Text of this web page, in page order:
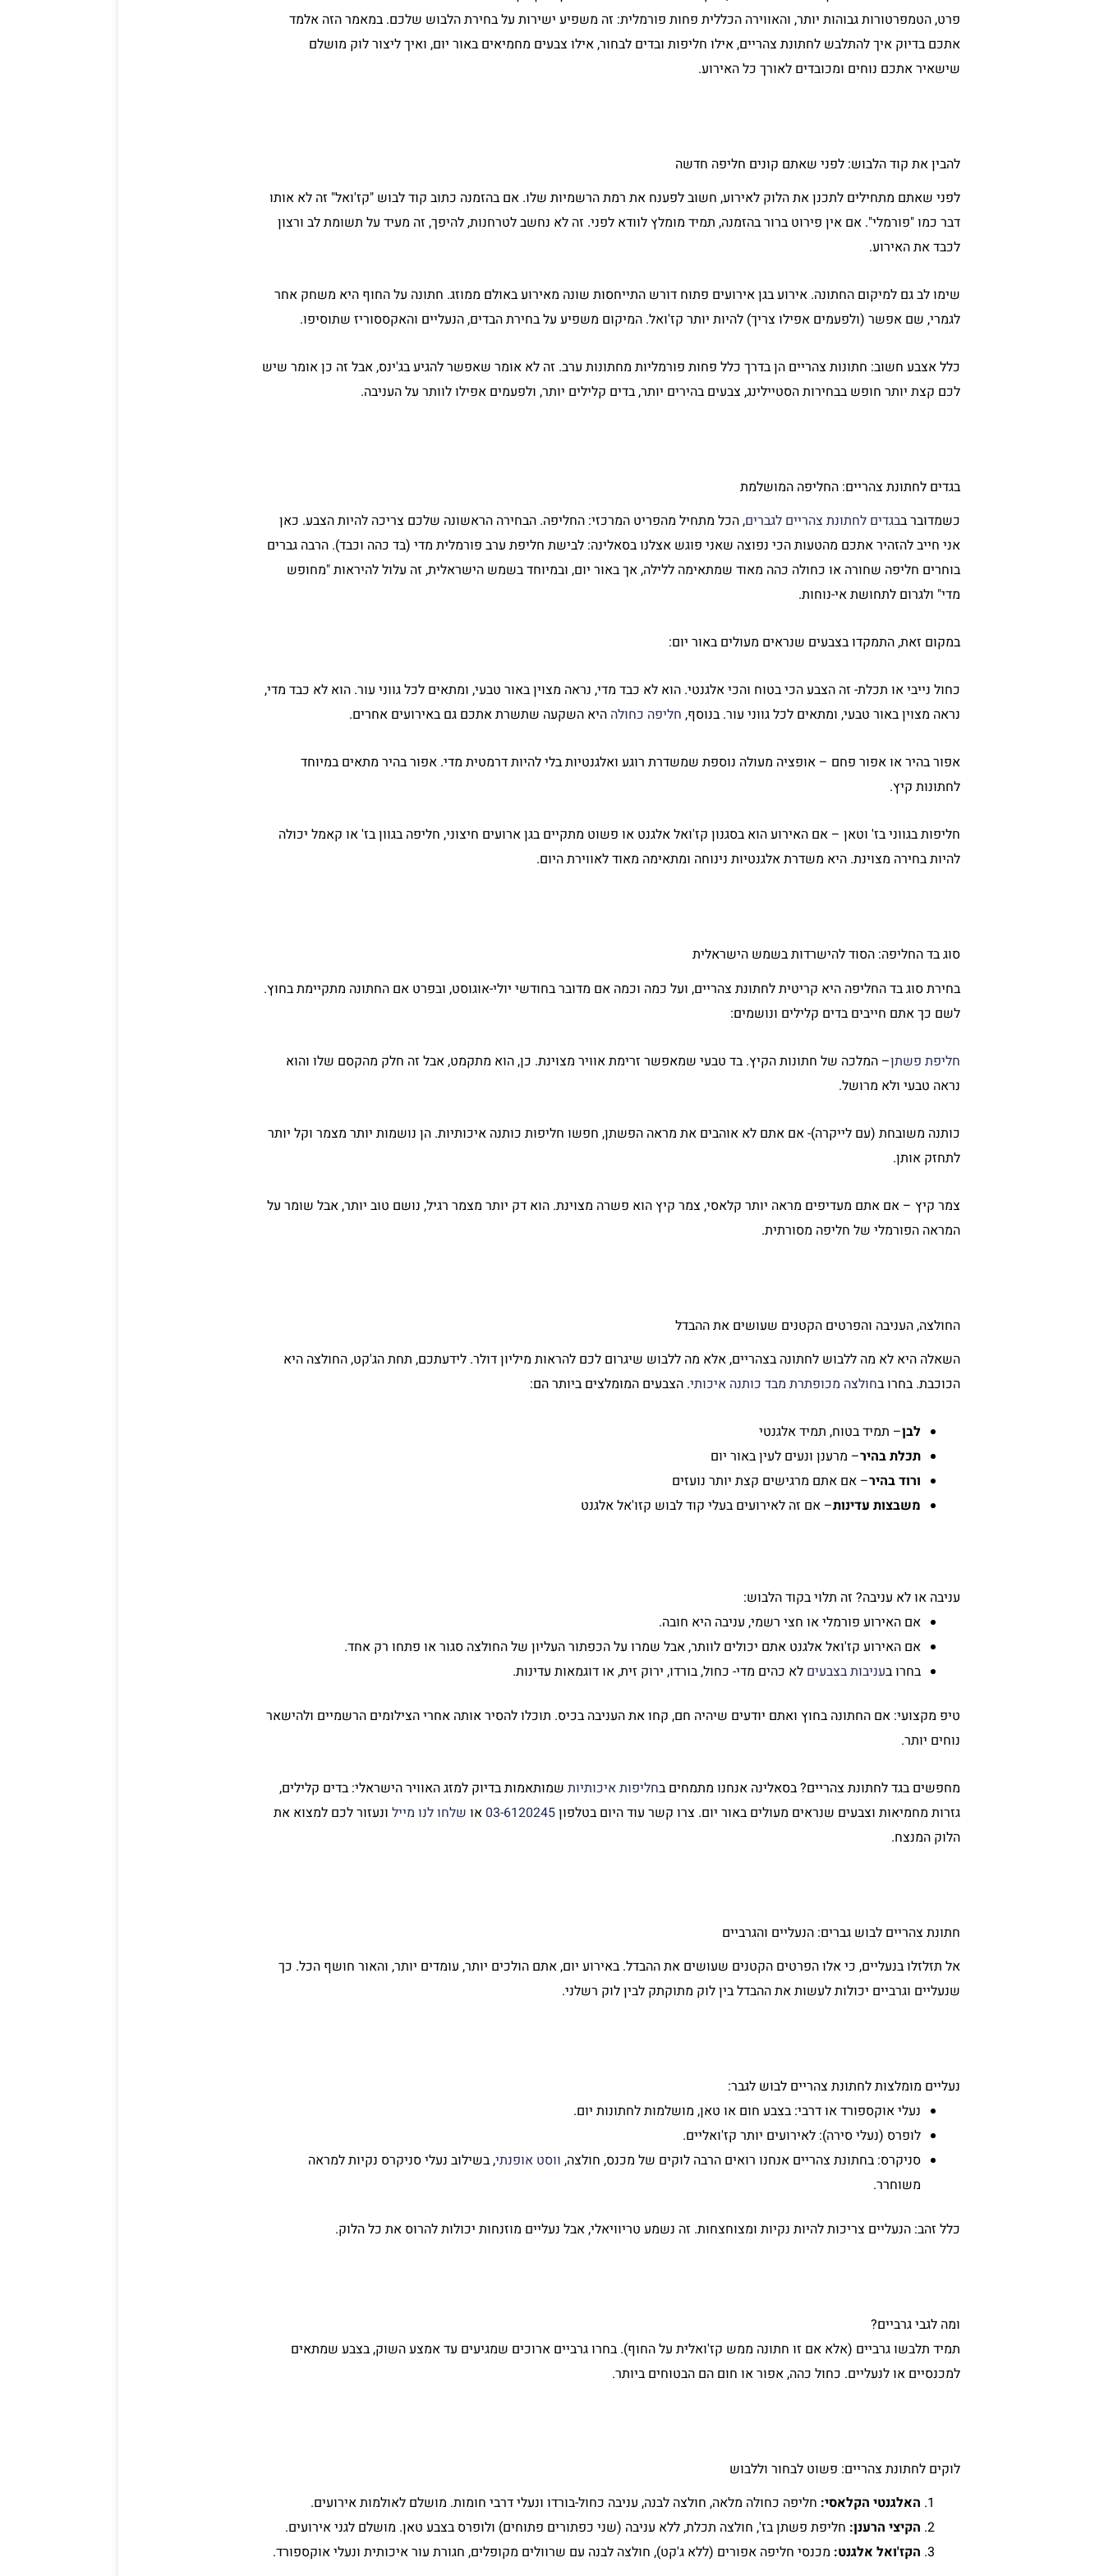
פרט, הטמפרטורות גבוהות יותר, והאווירה הכללית פחות פורמלית: זה משפיע ישירות על בחירת הלבוש שלכם. במאמר הזה אלמד
אתכם בדיוק איך להתלבש לחתונת צהריים, אילו חליפות ובדים לבחור, אילו צבעים מחמיאים באור יום, ואיך ליצור לוק מושלם
שישאיר אתכם נוחים ומכובדים לאורך כל האירוע.
להבין את קוד הלבוש: לפני שאתם קונים חליפה חדשה
לפני שאתם מתחילים לתכנן את הלוק לאירוע, חשוב לפענח את רמת הרשמיות שלו. אם בהזמנה כתוב קוד לבוש "קז'ואל" זה לא אותו
דבר כמו "פורמלי". אם אין פירוט ברור בהזמנה, תמיד מומלץ לוודא לפני. זה לא נחשב לטרחנות, להיפך, זה מעיד על תשומת לב ורצון
לכבד את האירוע.
שימו לב גם למיקום החתונה. אירוע בגן אירועים פתוח דורש התייחסות שונה מאירוע באולם ממוזג. חתונה על החוף היא משחק אחר
לגמרי, שם אפשר (ולפעמים אפילו צריך) להיות יותר קז'ואל. המיקום משפיע על בחירת הבדים, הנעליים והאקססוריז שתוסיפו.
כלל אצבע חשוב: חתונות צהריים הן בדרך כלל פחות פורמליות מחתונות ערב. זה לא אומר שאפשר להגיע בג'ינס, אבל זה כן אומר שיש
לכם קצת יותר חופש בבחירות הסטיילינג, צבעים בהירים יותר, בדים קלילים יותר, ולפעמים אפילו לוותר על העניבה.
בגדים לחתונת צהריים: החליפה המושלמת
כשמדובר בבגדים לחתונת צהריים לגברים, הכל מתחיל מהפריט המרכזי: החליפה. הבחירה הראשונה שלכם צריכה להיות הצבע. כאן
אני חייב להזהיר אתכם מהטעות הכי נפוצה שאני פוגש אצלנו בסאלינה: לבישת חליפת ערב פורמלית מדי (בד כהה וכבד). הרבה גברים
בוחרים חליפה שחורה או כחולה כהה מאוד שמתאימה ללילה, אך באור יום, ובמיוחד בשמש הישראלית, זה עלול להיראות "מחופש
מדי" ולגרום לתחושת אי-נוחות.
במקום זאת, התמקדו בצבעים שנראים מעולים באור יום:
כחול נייבי או תכלת- זה הצבע הכי בטוח והכי אלגנטי. הוא לא כבד מדי, נראה מצוין באור טבעי, ומתאים לכל גווני עור. הוא לא כבד מדי,
נראה מצוין באור טבעי, ומתאים לכל גווני עור. בנוסף, חליפה כחולה היא השקעה שתשרת אתכם גם באירועים אחרים.
אפור בהיר או אפור פחם – אופציה מעולה נוספת שמשדרת רוגע ואלגנטיות בלי להיות דרמטית מדי. אפור בהיר מתאים במיוחד
לחתונות קיץ.
חליפות בגווני בז' וטאן – אם האירוע הוא בסגנון קז'ואל אלגנט או פשוט מתקיים בגן ארועים חיצוני, חליפה בגוון בז' או קאמל יכולה
להיות בחירה מצוינת. היא משדרת אלגנטיות נינוחה ומתאימה מאוד לאווירת היום.
סוג בד החליפה: הסוד להישרדות בשמש הישראלית
בחירת סוג בד החליפה היא קריטית לחתונת צהריים, ועל כמה וכמה אם מדובר בחודשי יולי-אוגוסט, ובפרט אם החתונה מתקיימת בחוץ.
לשם כך אתם חייבים בדים קלילים ונושמים:
חליפת פשתן– המלכה של חתונות הקיץ. בד טבעי שמאפשר זרימת אוויר מצוינת. כן, הוא מתקמט, אבל זה חלק מהקסם שלו והוא
נראה טבעי ולא מרושל.
כותנה משובחת (עם לייקרה)- אם אתם לא אוהבים את מראה הפשתן, חפשו חליפות כותנה איכותיות. הן נושמות יותר מצמר וקל יותר
לתחזק אותן.
צמר קיץ – אם אתם מעדיפים מראה יותר קלאסי, צמר קיץ הוא פשרה מצוינת. הוא דק יותר מצמר רגיל, נושם טוב יותר, אבל שומר על
המראה הפורמלי של חליפה מסורתית.
החולצה, העניבה והפרטים הקטנים שעושים את ההבדל
השאלה היא לא מה ללבוש לחתונה בצהריים, אלא מה ללבוש שיגרום לכם להראות מיליון דולר. לידעתכם, תחת הג'קט, החולצה היא
הכוכבת. בחרו בחולצה מכופתרת מבד כותנה איכותי. הצבעים המומלצים ביותר הם:
לבן– תמיד בטוח, תמיד אלגנטי
תכלת בהיר– מרענן ונעים לעין באור יום
ורוד בהיר– אם אתם מרגישים קצת יותר נועזים
משבצות עדינות– אם זה לאירועים בעלי קוד לבוש קזו'אל אלגנט
עניבה או לא עניבה? זה תלוי בקוד הלבוש:
אם האירוע פורמלי או חצי רשמי, עניבה היא חובה.
אם האירוע קז'ואל אלגנט אתם יכולים לוותר, אבל שמרו על הכפתור העליון של החולצה סגור או פתחו רק אחד.
בחרו בעניבות בצבעים לא כהים מדי- כחול, בורדו, ירוק זית, או דוגמאות עדינות.
טיפ מקצועי: אם החתונה בחוץ ואתם יודעים שיהיה חם, קחו את העניבה בכיס. תוכלו להסיר אותה אחרי הצילומים הרשמיים ולהישאר
נוחים יותר.
מחפשים בגד לחתונת צהריים? בסאלינה אנחנו מתמחים בחליפות איכותיות שמותאמות בדיוק למזג האוויר הישראלי: בדים קלילים,
גזרות מחמיאות וצבעים שנראים מעולים באור יום. צרו קשר עוד היום בטלפון03-6120245 או שלחו לנו מייל ונעזור לכם למצוא את
הלוק המנצח.
חתונת צהריים לבוש גברים: הנעליים והגרביים
אל תזלזלו בנעליים, כי אלו הפרטים הקטנים שעושים את ההבדל. באירוע יום, אתם הולכים יותר, עומדים יותר, והאור חושף הכל. כך
שנעליים וגרביים יכולות לעשות את ההבדל בין לוק מתוקתק לבין לוק רשלני.
נעליים מומלצות לחתונת צהריים לבוש לגבר:
נעלי אוקספורד או דרבי: בצבע חום או טאן, מושלמות לחתונות יום.
לופרס (נעלי סירה): לאירועים יותר קז'ואליים.
סניקרס: בחתונת צהריים אנחנו רואים הרבה לוקים של מכנס, חולצה, ווסט אופנתי, בשילוב נעלי סניקרס נקיות למראה
משוחרר.
כלל זהב: הנעליים צריכות להיות נקיות ומצוחצחות. זה נשמע טריוויאלי, אבל נעליים מוזנחות יכולות להרוס את כל הלוק.
ומה לגבי גרביים?
תמיד תלבשו גרביים (אלא אם זו חתונה ממש קז'ואלית על החוף). בחרו גרביים ארוכים שמגיעים עד אמצע השוק, בצבע שמתאים
למכנסיים או לנעליים. כחול כהה, אפור או חום הם הבטוחים ביותר.
לוקים לחתונת צהריים: פשוט לבחור וללבוש
האלגנטי הקלאסי: חליפה כחולה מלאה, חולצה לבנה, עניבה כחול-בורדו ונעלי דרבי חומות. מושלם לאולמות אירועים.
הקיצי הרענן: חליפת פשתן בז', חולצה תכלת, ללא עניבה (שני כפתורים פתוחים) ולופרס בצבע טאן. מושלם לגני אירועים.
הקז'ואל אלגנט: מכנסי חליפה אפורים (ללא ג'קט), חולצה לבנה עם שרוולים מקופלים, חגורת עור איכותית ונעלי אוקספורד.